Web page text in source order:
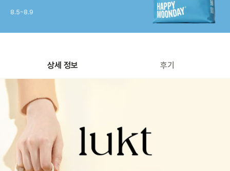
8.5~8.9
상세 정보 후기